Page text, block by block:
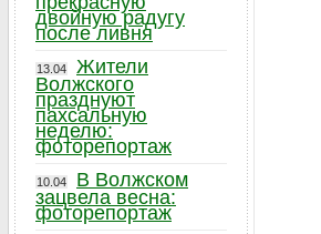
двойную радугу
после ливня
13.04
Жители
Волжского
празднуют
пахсальную
неделю:
фоторепортаж
10.04
В Волжском
зацвела весна:
фоторепортаж